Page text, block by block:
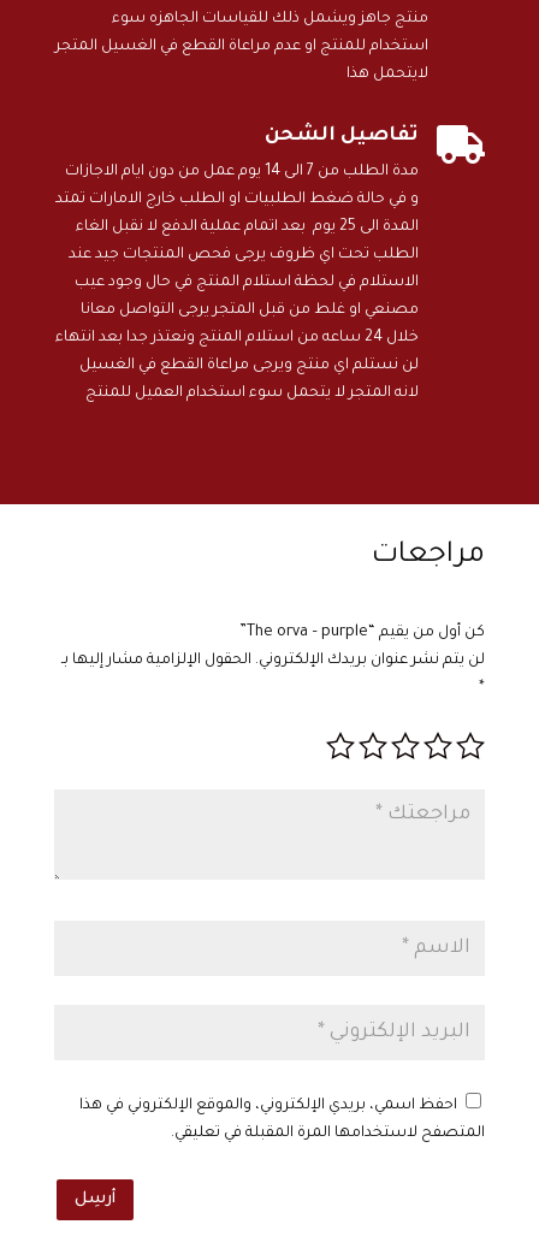
منتج جاهز ويشمل ذلك للقياسات الجاهزه سوء
استخدام للمنتج او عدم مراعاة القطع في الغسيل المتجر
لايتحمل هذا
 تفاصيل الشحن
مدة الطلب من 7 الى 14 يوم عمل من دون ايام الاجازات
و في حالة ضغط الطلبيات او الطلب خارج الامارات تمتد
المدة الى 25 يوم بعد اتمام عملية الدفع لا نقبل الغاء
الطلب تحت اي ظروف يرجى فحص المنتجات جيد عند
الاستلام في لحظة استلام المنتج في حال وجود عيب
مصنعي او غلط من قبل المتجر يرجى التواصل معانا
خلال 24 ساعه من استلام المنتج ونعتذر جدا بعد انتهاء
لن نستلم اي منتج ويرجى مراعاة القطع في الغسيل
لانه المتجر لا يتحمل سوء استخدام العميل للمنتج
مراجعات
كن أول من يقيم “The orva – purple”
لن يتم نشر عنوان بريدك الإلكتروني. الحقول الإلزامية مشار إليها بـ
*
احفظ اسمي، بريدي الإلكتروني، والموقع الإلكتروني في هذا
المتصفح لاستخدامها المرة المقبلة في تعليقي.
أرسِل